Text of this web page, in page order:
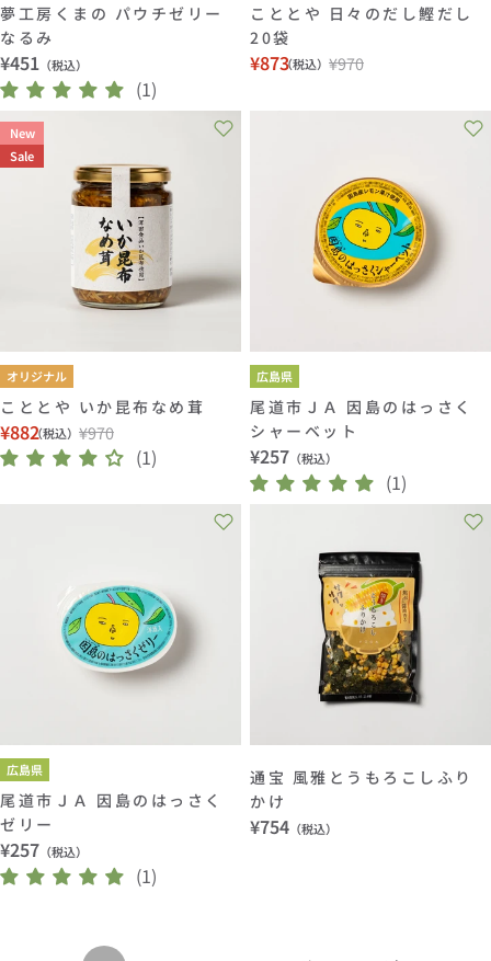
夢工房くまの パウチゼリー
なるみ
通
常
格
¥451 （税込）
(1)
こととや 日々のだし鰹だし
20袋
セ
¥873（税込）
通
¥970
New
Sale
オリジナル
こととや いか昆布なめ茸
セ
ー
¥882（税込）
通
常
¥970
(1)
広島県
尾道市ＪＡ 因島のはっさく
シャーベット
通
常
¥257 （税込）
(1)
広島県
尾道市ＪＡ 因島のはっさく
ゼリー
通
常
¥257 （税込）
(1)
通宝 風雅とうもろこしふり
かけ
通
¥754 （税込）